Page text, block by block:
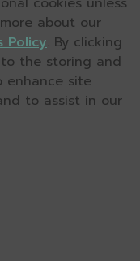
about our
Policy. By clicking
to the storing and
enhance site
to assist in our